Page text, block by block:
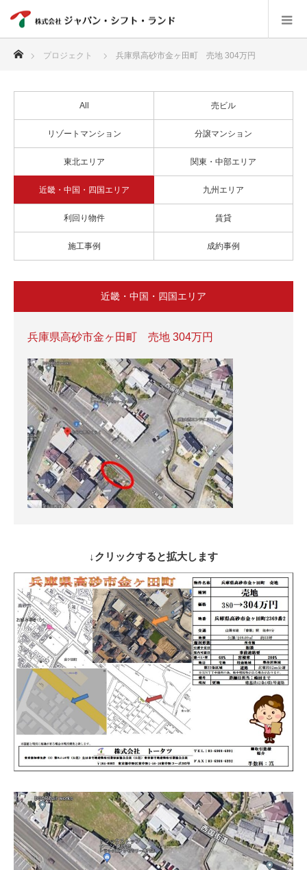
プロジェクト 兵庫県高砂市金ヶ田町 売地 304万円
All 売ビル
リゾートマンション 分譲マンション
東北エリア 関東・中部エリア
近畿・中国・四国エリア 九州エリア
利回り物件 賃貸
施工事例 成約事例
近畿・中国・四国エリア
兵庫県高砂市金ヶ田町 売地 304万円
↓クリックすると拡大します